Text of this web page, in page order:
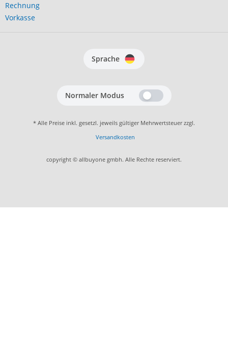
Rechnung
Vorkasse
Sprache
Normaler Modus
* Alle Preise inkl. gesetzl. jeweils gültiger Mehrwertsteuer zzgl.
Versandkosten
copyright © allbuyone gmbh. Alle Rechte reserviert.